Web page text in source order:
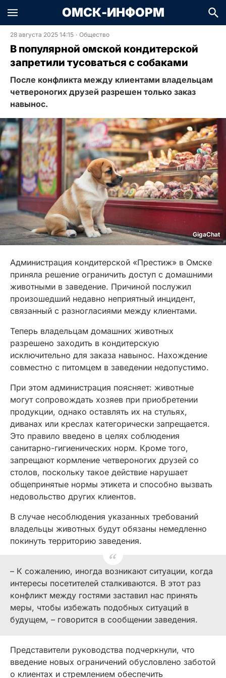
ОМСК-ИНФОРМ
28 августа 2025 14:15 · Общество
В популярной омской кондитерской
запретили тусоваться с собаками
После конфликта между клиентами владельцам
четвероногих друзей разрешен только заказ
навынос.
GigaChat
Администрация кондитерской «Престиж» в Омске
приняла решение ограничить доступ с домашними
животными в заведение. Причиной послужил
произошедший недавно неприятный инцидент,
связанный с разногласиями между клиентами.
Теперь владельцам домашних животных
разрешено заходить в кондитерскую
исключительно для заказа навынос. Нахождение
совместно с питомцем в заведении недопустимо.
При этом администрация поясняет: животные
могут сопровождать хозяев при приобретении
продукции, однако оставлять их на стульях,
диванах или креслах категорически запрещается.
Это правило введено в целях соблюдения
санитарно-гигиенических норм. Кроме того,
запрещают кормление четвероногих друзей со
столов, поскольку такое действие нарушает
общепринятые нормы этикета и способно вызвать
недовольство других клиентов.
В случае несоблюдения указанных требований
владельцы животных будут обязаны немедленно
покинуть территорию заведения.
– К сожалению, иногда возникают ситуации, когда
интересы посетителей сталкиваются. В этот раз
конфликт между гостями заставил нас принять
меры, чтобы избежать подобных ситуаций в
будущем, – говорится в сообщении заведения.
Представители руководства подчеркнули, что
введение новых ограничений обусловлено заботой
о клиентах и стремлением обеспечить